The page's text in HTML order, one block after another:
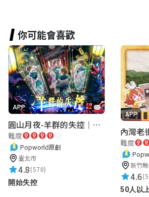
你可能會喜歡
APP
圓山月夜-羊群的失控｜圓山飯店 ARG實境解謎遊戲
難度
Popworld原創
臺北市
4.8(570)
開始失控
APP
難度
新竹縣
4.6
50人以